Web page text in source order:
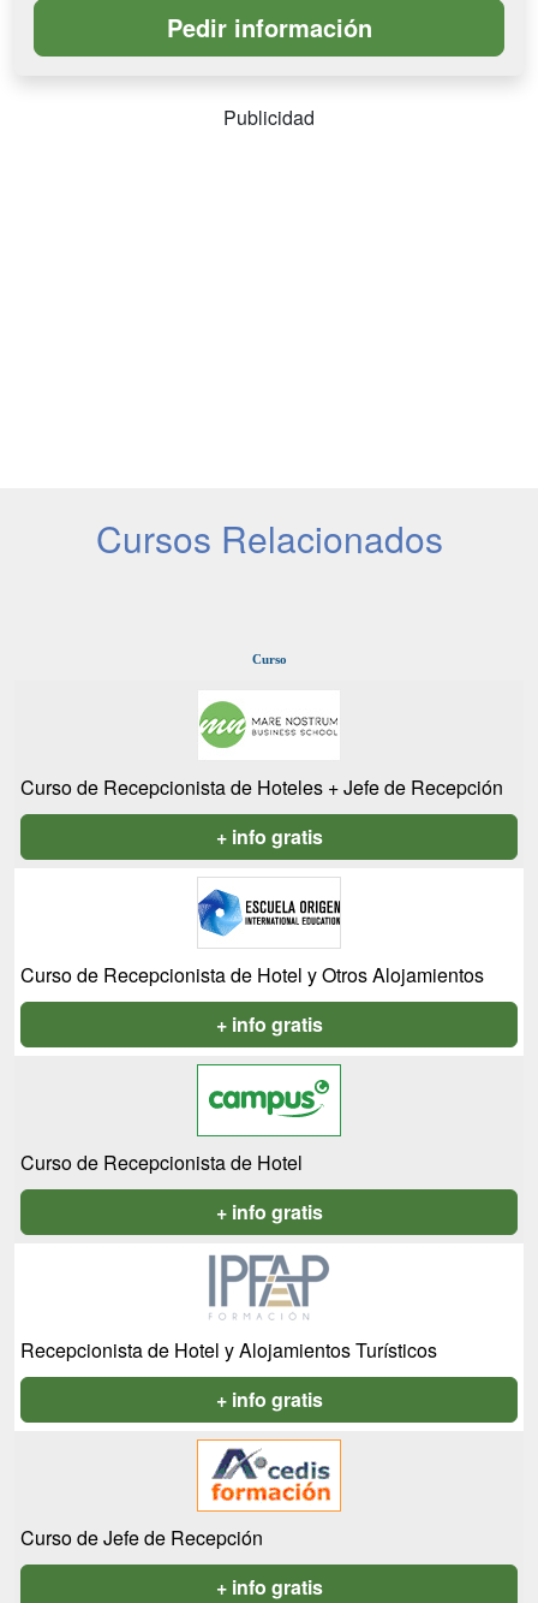
Publicidad
Cursos Relacionados
Curso
Curso de Recepcionista de Hoteles + Jefe de Recepción
+ info gratis
Curso de Recepcionista de Hotel y Otros Alojamientos
+ info gratis
Curso de Recepcionista de Hotel
+ info gratis
Recepcionista de Hotel y Alojamientos Turísticos
+ info gratis
Curso de Jefe de Recepción
+ info gratis